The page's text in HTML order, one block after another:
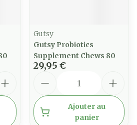
Gutsy
Gutsy Probiotics
Supplement Chews 80
29,95 €
Ajouter au
panier